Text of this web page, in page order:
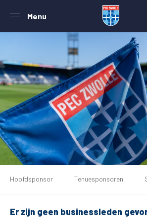
Menu
Tickets
Matchdays
Hoofdsponsor Tenuesponsoren
Er zijn geen businessleden